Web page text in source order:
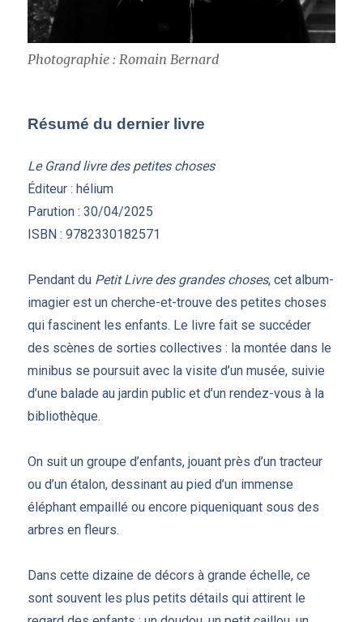
Photographie : Romain Bernard
Résumé du dernier livre
Le Grand livre des petites choses
Éditeur : hélium
Parution : 30/04/2025
ISBN : 9782330182571
Pendant du Petit Livre des grandes choses, cet album-
imagier est un cherche-et-trouve des petites choses
qui fascinent les enfants. Le livre fait se succéder
des scènes de sorties collectives : la montée dans le
minibus se poursuit avec la visite d’un musée, suivie
d’une balade au jardin public et d’un rendez-vous à la
bibliothèque.
On suit un groupe d’enfants, jouant près d’un tracteur
ou d’un étalon, dessinant au pied d’un immense
éléphant empaillé ou encore piqueniquant sous des
arbres en fleurs.
Dans cette dizaine de décors à grande échelle, ce
sont souvent les plus petits détails qui attirent le